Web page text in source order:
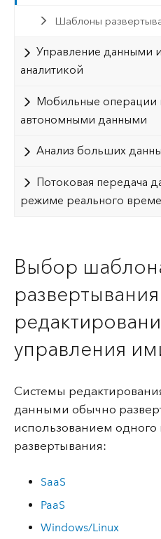
Шаблоны
Управление данными
аналитикой
Мобильные операции
автономными данными
Анализ больших
Потоковая передача
режиме реального
Выбор
управления
Системы
данными обычно
использованием
развертывания:
SaaS
PaaS
Windows/Linux